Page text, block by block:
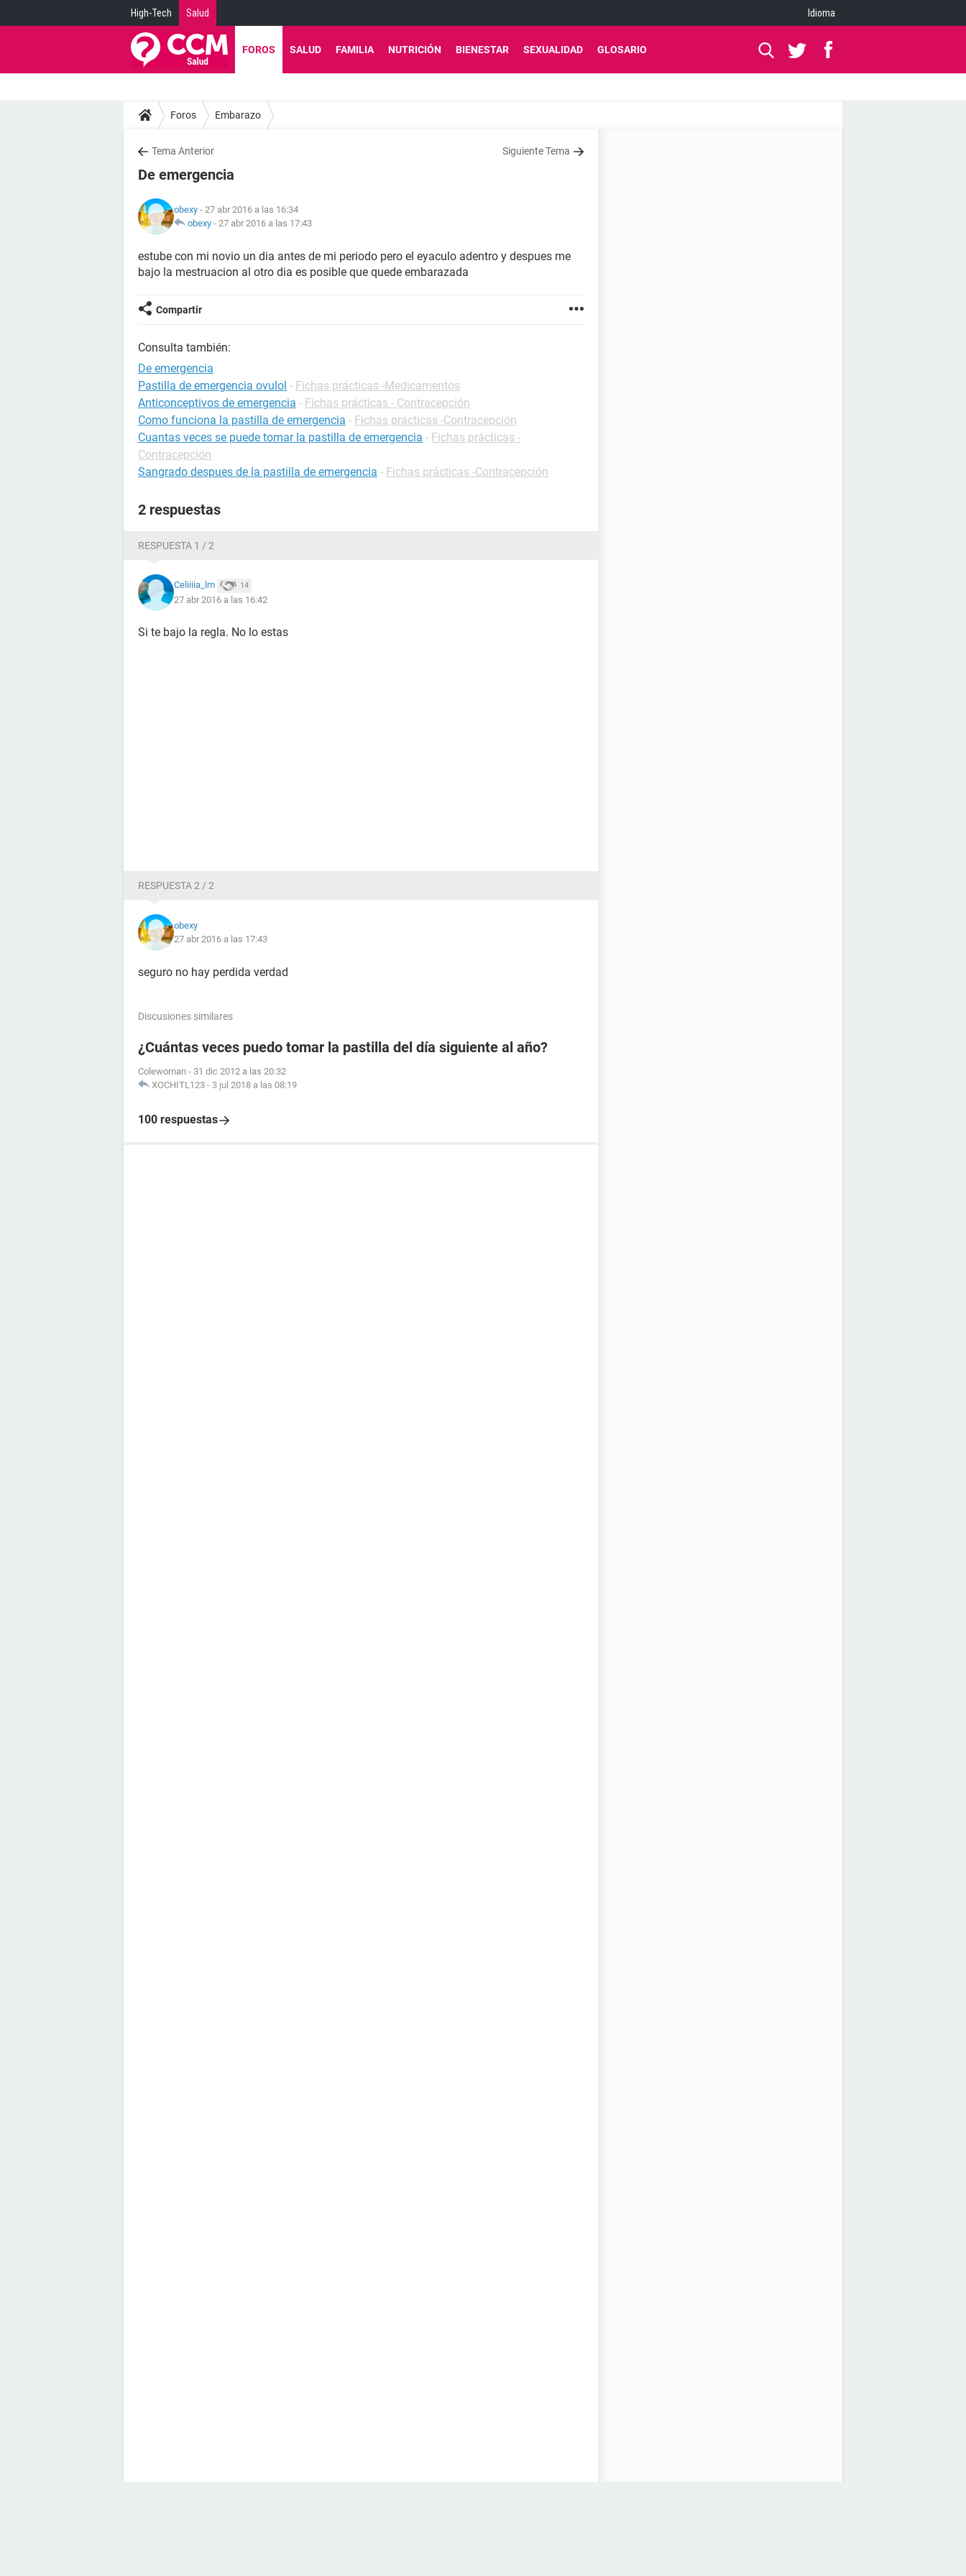
High-Tech Salud Idioma
FOROS SALUD FAMILIA NUTRICIÓN BIENESTAR SEXUALIDAD GLOSARIO
Foros Embarazo
Tema Anterior Siguiente Tema
De emergencia
obexy - 27 abr 2016 a las 16:34
obexy - 27 abr 2016 a las 17:43
estube con mi novio un dia antes de mi periodo pero el eyaculo adentro y despues me
bajo la mestruacion al otro dia es posible que quede embarazada
Compartir
Consulta también:
De emergencia
Pastilla de emergencia ovulol - Fichas prácticas -Medicamentos
Anticonceptivos de emergencia - Fichas prácticas - Contracepción
Como funciona la pastilla de emergencia - Fichas prácticas -Contracepción
Cuantas veces se puede tomar la pastilla de emergencia - Fichas prácticas -
Contracepción
Sangrado despues de la pastilla de emergencia - Fichas prácticas -Contracepción
2 respuestas
RESPUESTA 1 / 2
Celiiiia_lm 14
27 abr 2016 a las 16:42
Si te bajo la regla. No lo estas
RESPUESTA 2 / 2
obexy
27 abr 2016 a las 17:43
seguro no hay perdida verdad
Discusiones similares
¿Cuántas veces puedo tomar la pastilla del día siguiente al año?
Colewoman - 31 dic 2012 a las 20:32
XOCHITL123 - 3 jul 2018 a las 08:19
100 respuestas